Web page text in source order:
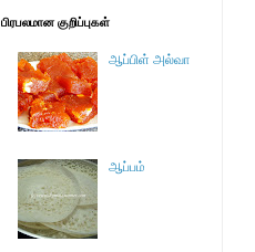
பிரபலமான குறிப்புகள்
ஆப்பிள் அல்வா
ஆப்பம்